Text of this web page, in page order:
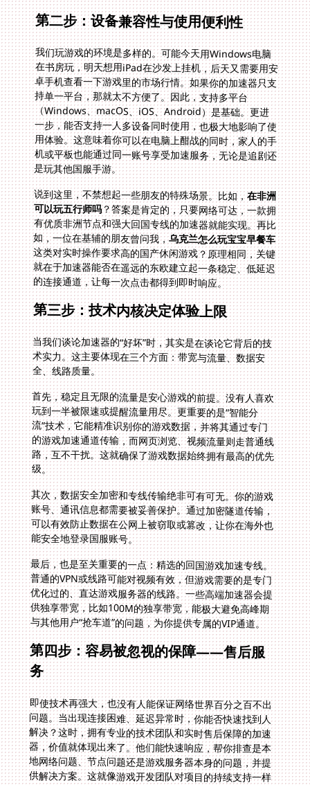
第二步：设备兼容性与使用便利性
我们玩游戏的环境是多样的。可能今天用Windows电脑
在书房玩，明天想用iPad在沙发上挂机，后天又需要用安
卓手机查看一下游戏里的市场行情。如果你的加速器只支
持单一平台，那就太不方便了。因此，支持多平台
（Windows、macOS、iOS、Android）是基础。更进
一步，能否支持一人多设备同时使用，也极大地影响了使
用体验。这意味着你可以在电脑上酣战的同时，家人的手
机或平板也能通过同一账号享受加速服务，无论是追剧还
是玩其他国服手游。
说到这里，不禁想起一些朋友的特殊场景。比如，在非洲
可以玩五行师吗？答案是肯定的，只要网络可达，一款拥
有优质非洲节点和强大回国专线的加速器就能实现。再比
如，一位在基辅的朋友曾问我，乌克兰怎么玩宝宝早餐车
这类对实时操作要求高的国产休闲游戏？原理相同，关键
就在于加速器能否在遥远的东欧建立起一条稳定、低延迟
的连接通道，让每一次点击都得到即时响应。
第三步：技术内核决定体验上限
当我们谈论加速器的“好坏”时，其实是在谈论它背后的技
术实力。这主要体现在三个方面：带宽与流量、数据安
全、线路质量。
首先，稳定且无限的流量是安心游戏的前提。没有人喜欢
玩到一半被限速或提醒流量用尽。更重要的是“智能分
流”技术，它能精准识别你的游戏数据，并将其通过专门
的游戏加速通道传输，而网页浏览、视频流量则走普通线
路，互不干扰。这就确保了游戏数据始终拥有最高的优先
级。
其次，数据安全加密和专线传输绝非可有可无。你的游戏
账号、通讯信息都需要被妥善保护。通过加密隧道传输，
可以有效防止数据在公网上被窃取或篡改，让你在海外也
能安全地登录国服账号。
最后，也是至关重要的一点：精选的回国游戏加速专线。
普通的VPN或线路可能对视频有效，但游戏需要的是专门
优化过的、直达游戏服务器的线路。一些高端加速器会提
供独享带宽，比如100M的独享带宽，能极大避免高峰期
与其他用户“抢车道”的问题，为你提供专属的VIP通道。
第四步：容易被忽视的保障——售后服
务
即使技术再强大，也没有人能保证网络世界百分之百不出
问题。当出现连接困难、延迟异常时，你能否快速找到人
解决？这时，拥有专业的技术团队和实时售后保障的加速
器，价值就体现出来了。他们能快速响应，帮你排查是本
地网络问题、节点问题还是游戏服务器本身的问题，并提
供解决方案。这就像游戏开发团队对项目的持续支持一样